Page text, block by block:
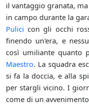
il vantaggio granata,
in campo durante la
Pulici con gli occhi
finendo un'era, e
così umiliante quanto
Maestro. La squadra
si fa la doccia, e alla
per stargli vicino. I
come di un